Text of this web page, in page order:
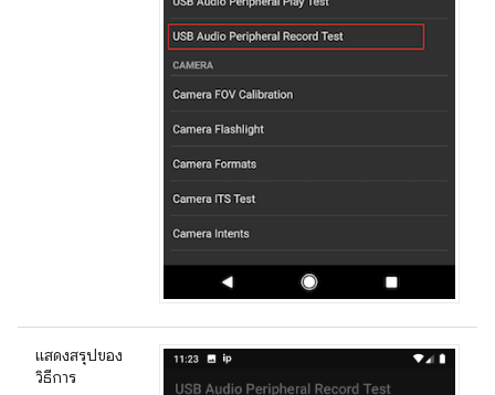
แสดงสรุปของ
วิธีการ